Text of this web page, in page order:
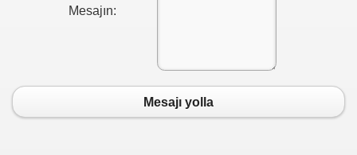
Mesajın:
Mesajı yolla